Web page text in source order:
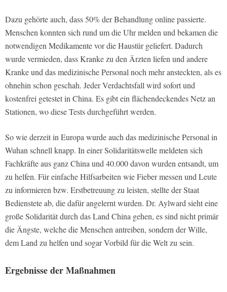
Dazu gehörte auch, dass 50% der Behandlung online passierte.
Menschen konnten sich rund um die Uhr melden und bekamen die
notwendigen Medikamente vor die Haustür geliefert. Dadurch
wurde vermieden, dass Kranke zu den Ärzten liefen und andere
Kranke und das medizinische Personal noch mehr ansteckten, als es
ohnehin schon geschah. Jeder Verdachtsfall wird sofort und
kostenfrei getestet in China. Es gibt ein flächendeckendes Netz an
Stationen, wo diese Tests durchgeführt werden.
So wie derzeit in Europa wurde auch das medizinische Personal in
Wuhan schnell knapp. In einer Solidaritätswelle meldeten sich
Fachkräfte aus ganz China und 40.000 davon wurden entsandt, um
zu helfen. Für einfache Hilfsarbeiten wie Fieber messen und Leute
zu informieren bzw. Erstbetreuung zu leisten, stellte der Staat
Bedienstete ab, die dafür angelernt wurden. Dr. Aylward sieht eine
große Solidarität durch das Land China gehen, es sind nicht primär
die Ängste, welche die Menschen antreiben, sondern der Wille,
dem Land zu helfen und sogar Vorbild für die Welt zu sein.
Ergebnisse der Maßnahmen